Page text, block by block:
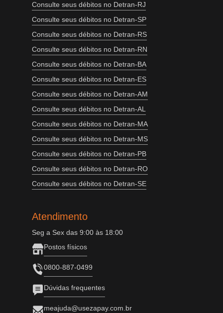
Consulte seus débitos no Detran-RJ
Consulte seus débitos no Detran-SP
Consulte seus débitos no Detran-RS
Consulte seus débitos no Detran-RN
Consulte seus débitos no Detran-BA
Consulte seus débitos no Detran-ES
Consulte seus débitos no Detran-AM
Consulte seus débitos no Detran-AL
Consulte seus débitos no Detran-MA
Consulte seus débitos no Detran-MS
Consulte seus débitos no Detran-PB
Consulte seus débitos no Detran-RO
Consulte seus débitos no Detran-SE
Atendimento
Seg a Sex das 9:00 às 18:00
Postos físicos
0800-887-0499
Dúvidas frequentes
meajuda@usezapay.com.br